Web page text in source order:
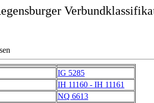
IG 5285
IH 11160 - IH 11161
NQ 6613